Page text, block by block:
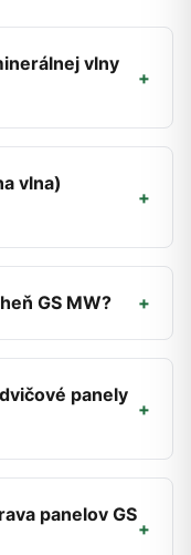
vlny
+
vlna)
+
GS MW? +
panely
+
panelov GS
+